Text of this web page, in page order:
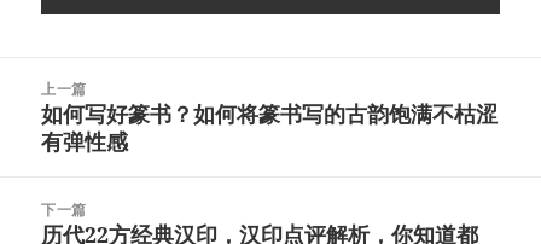
上一篇
上
篇
章：
如何写好篆书？如何将篆书写的古韵饱满不枯涩
有弹性感
下一篇
下
历代22方经典汉印，汉印点评解析，你知道都